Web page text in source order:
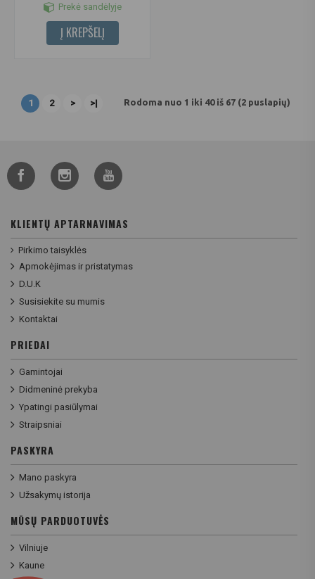
Prekė sandėlyje
Į KREPŠELĮ
1 2 > >| Rodoma nuo 1 iki 40 iš 67 (2 puslapių)
KLIENTŲ APTARNAVIMAS
Pirkimo taisyklės
Apmokėjimas ir pristatymas
D.U.K
Susisiekite su mumis
Kontaktai
PRIEDAI
Gamintojai
Didmeninė prekyba
Ypatingi pasiūlymai
Straipsniai
PASKYRA
Mano paskyra
Užsakymų istorija
MŪSŲ PARDUOTUVĖS
Vilniuje
Kaune